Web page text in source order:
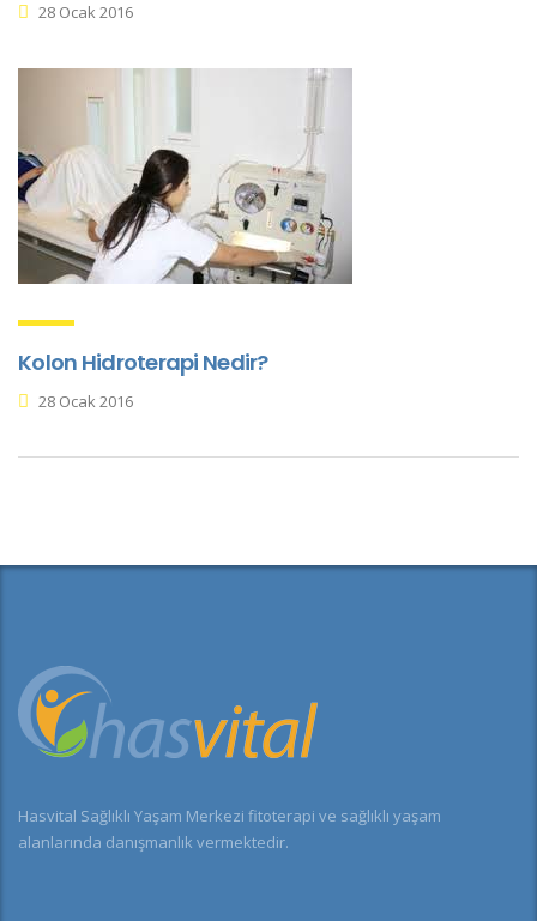
28 Ocak 2016
Kolon Hidroterapi Nedir?
28 Ocak 2016
Hasvital Sağlıklı Yaşam Merkezi fitoterapi ve sağlıklı yaşam
alanlarında danışmanlık vermektedir.